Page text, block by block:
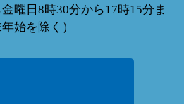
曜日8時30分から17時15分ま
始を除く）